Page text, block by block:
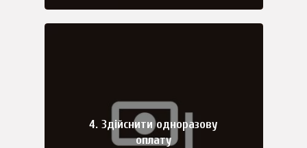
4. Здійснити одноразову
оплату